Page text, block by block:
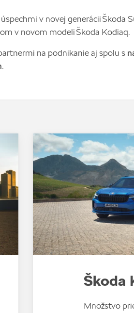
v novej generácii Škoda
v novom modeli Škoda Kodiaq.
na podnikanie aj spolu s
Škoda
Množstvo